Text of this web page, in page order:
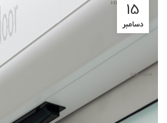
15
دسامبر